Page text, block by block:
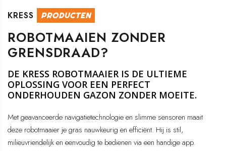
KRESS PRODUCTEN
ROBOTMAAIEN ZONDER
GRENSDRAAD?
DE KRESS ROBOTMAAIER IS DE ULTIEME
OPLOSSING VOOR EEN PERFECT
ONDERHOUDEN GAZON ZONDER MOEITE.
Met geavanceerde navigatietechnologie en slimme sensoren maait
deze robotmaaier je gras nauwkeurig en efficiënt. Hij is stil,
milieuvriendelijk en eenvoudig te bedienen via een handige app.